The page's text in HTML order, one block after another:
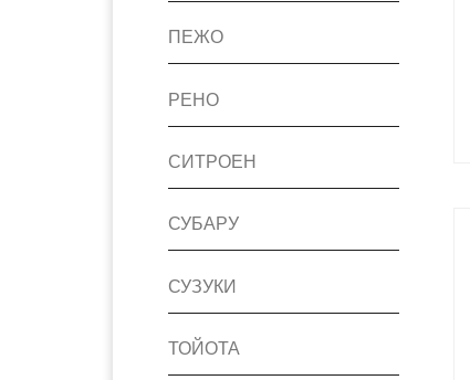
ПЕЖО
РЕНО
СИТРОЕН
СУБАРУ
СУЗУКИ
ТОЙОТА